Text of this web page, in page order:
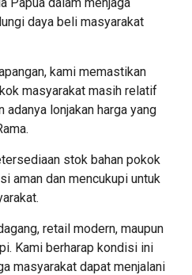
daya beli masyarakat
kami memastikan
masyarakat masih relatif
lonjakan harga yang
stok bahan pokok
aman dan mencukupi untuk
retail modern, maupun
Kami berharap kondisi ini
masyarakat dapat menjalani